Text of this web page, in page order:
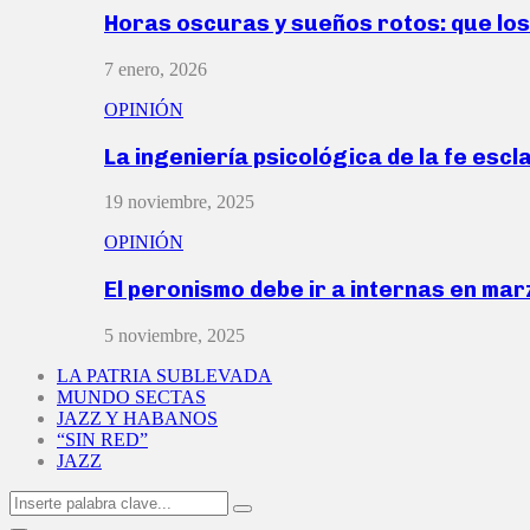
Horas oscuras y sueños rotos: que
7 enero, 2026
OPINIÓN
La ingeniería psicológica de la fe
19 noviembre, 2025
OPINIÓN
El peronismo debe ir a internas en
5 noviembre, 2025
LA PATRIA SUBLEVADA
MUNDO SECTAS
JAZZ Y HABANOS
“SIN RED”
JAZZ
Search
for:
Search